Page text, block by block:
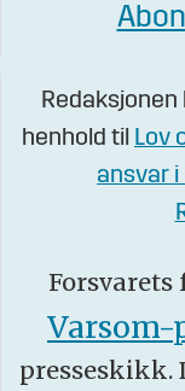
Redaksjonen
henhold til Lov
ansvar
presseskikk.